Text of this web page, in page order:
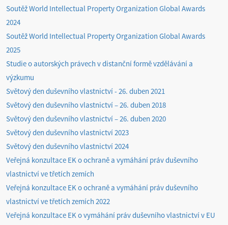
Soutěž World Intellectual Property Organization Global Awards
2024
Soutěž World Intellectual Property Organization Global Awards
2025
Studie o autorských právech v distanční formě vzdělávání a
výzkumu
Světový den duševního vlastnictví - 26. duben 2021
Světový den duševního vlastnictví – 26. duben 2018
Světový den duševního vlastnictví – 26. duben 2020
Světový den duševního vlastnictví 2023
Světový den duševního vlastnictví 2024
Veřejná konzultace EK o ochraně a vymáhání práv duševního
vlastnictví ve třetích zemích
Veřejná konzultace EK o ochraně a vymáhání práv duševního
vlastnictví ve třetích zemích 2022
Veřejná konzultace EK o vymáhání práv duševního vlastnictví v EU